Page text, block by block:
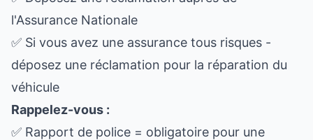
l'Assurance Nationale
✅ Si vous avez une assurance tous risques -
déposez une réclamation pour la réparation du
véhicule
Rappelez-vous :
✅ Rapport de police = obligatoire pour une